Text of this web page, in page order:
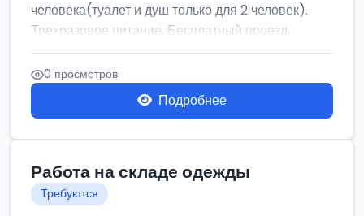
человека(туалет и душ только для 2 человек).
Трехразовое питание. Бесплатный проезд...
0 просмотров
Подробнее
Работа на складе одежды
Требуются